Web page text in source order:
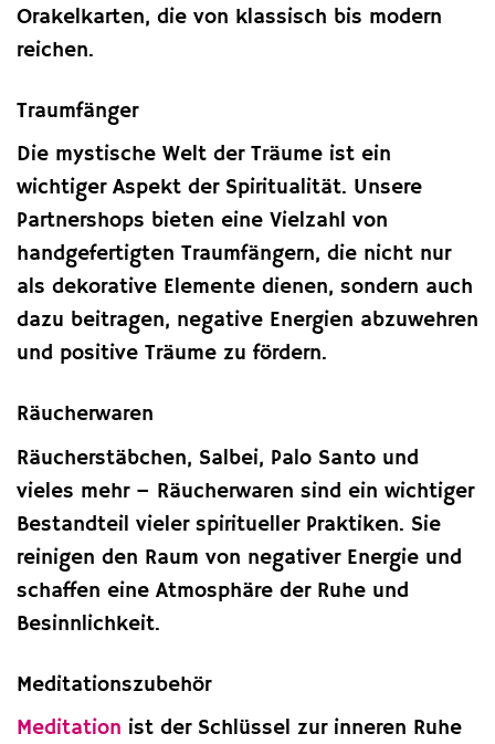
Orakelkarten, die von klassisch bis modern
reichen.
Traumfänger
Die mystische Welt der Träume ist ein
wichtiger Aspekt der Spiritualität. Unsere
Partnershops bieten eine Vielzahl von
handgefertigten Traumfängern, die nicht nur
als dekorative Elemente dienen, sondern auch
dazu beitragen, negative Energien abzuwehren
und positive Träume zu fördern.
Räucherwaren
Räucherstäbchen, Salbei, Palo Santo und
vieles mehr – Räucherwaren sind ein wichtiger
Bestandteil vieler spiritueller Praktiken. Sie
reinigen den Raum von negativer Energie und
schaffen eine Atmosphäre der Ruhe und
Besinnlichkeit.
Meditationszubehör
Meditation ist der Schlüssel zur inneren Ruhe